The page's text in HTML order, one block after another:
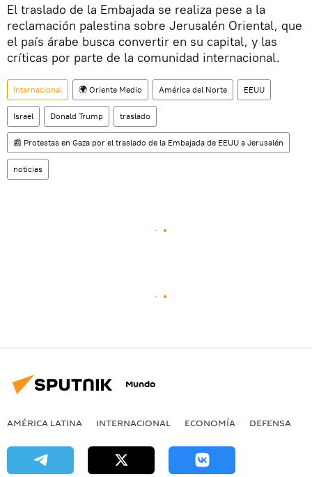
El traslado de la Embajada se realiza pese a la
reclamación palestina sobre Jerusalén Oriental, que
el país árabe busca convertir en su capital, y las
críticas por parte de la comunidad internacional.
Internacional 🌍 Oriente Medio América del Norte EEUU
Israel Donald Trump traslado
📰 Protestas en Gaza por el traslado de la Embajada de EEUU a Jerusalén
noticias
Mundo
AMÉRICA LATINA INTERNACIONAL ECONOMÍA DEFENSA